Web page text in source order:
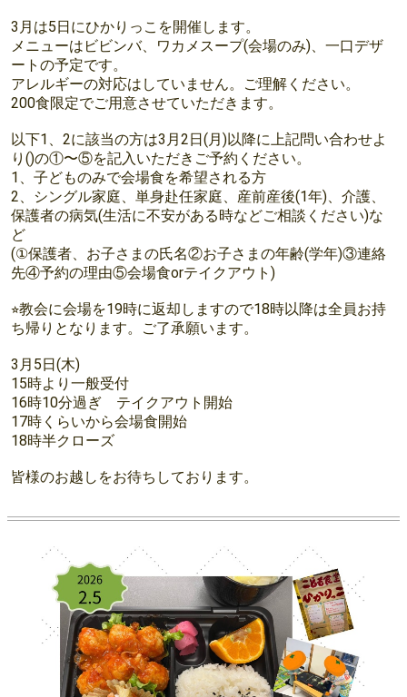
3月は5日にひかりっこを開催します。
メニューはビビンバ、ワカメスープ(会場のみ)、一口デザ
ートの予定です。
アレルギーの対応はしていません。ご理解ください。
200食限定でご用意させていただきます。
以下1、2に該当の方は3月2日(月)以降に上記問い合わせよ
り()の①〜⑤を記入いただきご予約ください。
1、子どものみで会場食を希望される方
2、シングル家庭、単身赴任家庭、産前産後(1年)、介護、
保護者の病気(生活に不安がある時などご相談ください)な
ど
(①保護者、お子さまの氏名②お子さまの年齢(学年)③連絡
先④予約の理由⑤会場食orテイクアウト)
⭐︎教会に会場を19時に返却しますので18時以降は全員お持
ち帰りとなります。ご了承願います。
3月5日(木)
15時より一般受付
16時10分過ぎ テイクアウト開始
17時くらいから会場食開始
18時半クローズ
皆様のお越しをお待ちしております。